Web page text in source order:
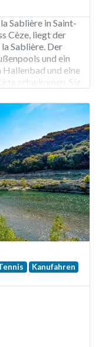
Sablière in Saint-
Cèze, liegt der
Sablière. Der
und ein
und eine
schwimmen. Sie
Kanufahren